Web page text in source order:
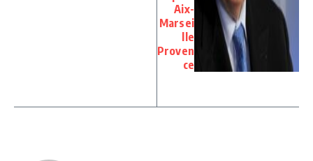
Aix-
Marsei
lle
Proven
ce